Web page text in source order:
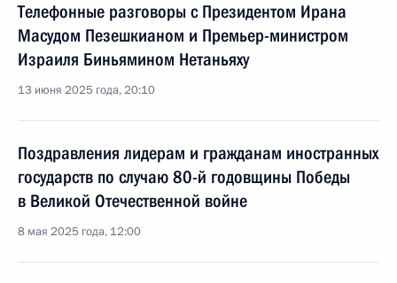
Телефонные разговоры с Президентом Ирана
Масудом Пезешкианом и Премьер-министром
Израиля Биньямином Нетаньяху
13 июня 2025 года, 20:10
Поздравления лидерам и гражданам иностранных
государств по случаю 80-й годовщины Победы
в Великой Отечественной войне
8 мая 2025 года, 12:00